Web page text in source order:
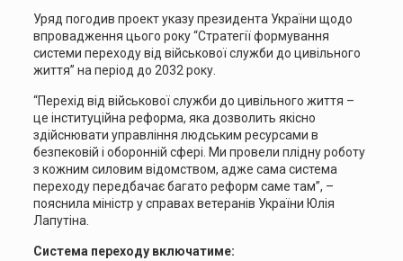
Уряд погодив проект указу президента України щодо
впровадження цього року “Стратегії формування
системи переходу від військової служби до цивільного
життя” на період до 2032 року.
“Перехід від військової служби до цивільного життя –
це інституційна реформа, яка дозволить якісно
здійснювати управління людським ресурсами в
безпековій і оборонній сфері. Ми провели плідну роботу
з кожним силовим відомством, адже сама система
переходу передбачає багато реформ саме там”, –
пояснила міністр у справах ветеранів України Юлія
Лапутіна.
Система переходу включатиме: